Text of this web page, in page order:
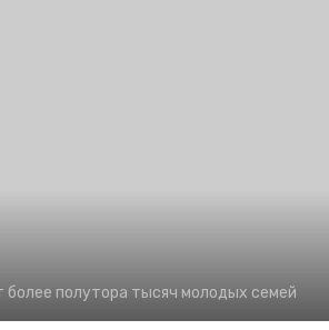
более полутора тысяч молодых семей